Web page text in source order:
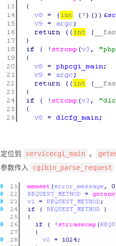
定位到 servicecgi_main 。
参数传入
cgibin_parse_request